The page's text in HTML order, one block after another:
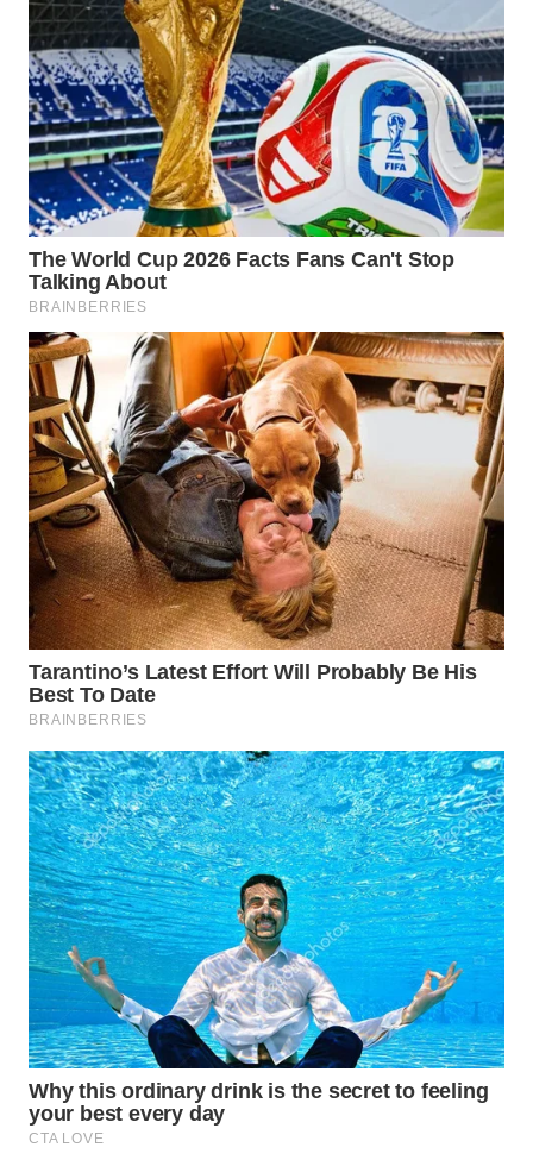
PADANG
LAWAS
WN
SUMEDANG
WN
CIANJUR
WN
KEPULAUAN
WN
TANGERANG
WN
BINJAI
WN
CIREBON
WN
INDRAMAYU
KUNINGAN
WN
MAJALENGKA
WN
SUBANG
WN
SUKABUMI
WN
PURWAKARTA